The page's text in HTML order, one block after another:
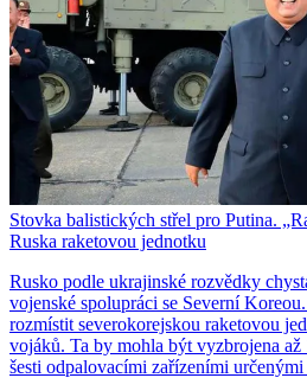
Stovka balistických střel pro Putina.
Ruska raketovou jednotku
Rusko podle ukrajinské rozvědky
vojenské spolupráci se Severní
rozmístit severokorejskou raketovou
vojáků. Ta by mohla být vyzbrojena
šesti odpalovacími zařízeními